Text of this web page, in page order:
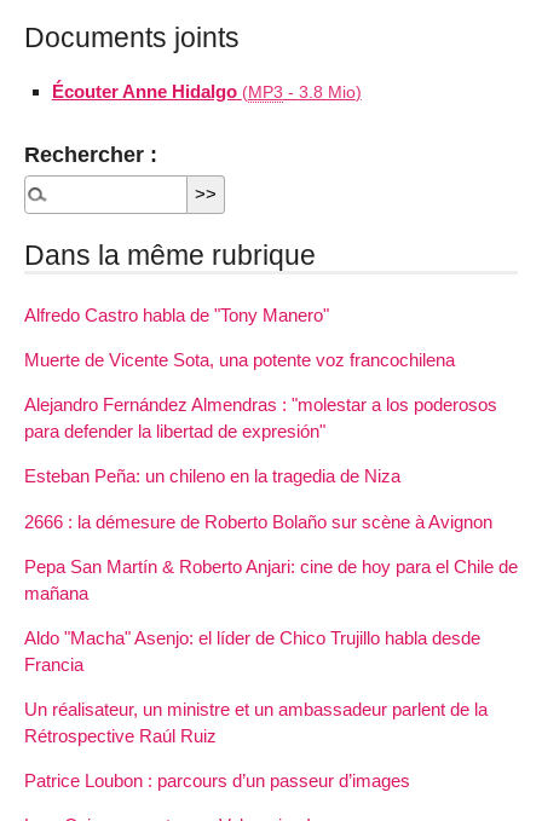
Documents joints
Écouter Anne Hidalgo (MP3 - 3.8 Mio)
Rechercher :
Dans la même rubrique
Alfredo Castro habla de "Tony Manero"
Muerte de Vicente Sota, una potente voz francochilena
Alejandro Fernández Almendras : "molestar a los poderosos
para defender la libertad de expresión"
Esteban Peña: un chileno en la tragedia de Niza
2666 : la démesure de Roberto Bolaño sur scène à Avignon
Pepa San Martín & Roberto Anjari: cine de hoy para el Chile de
mañana
Aldo "Macha" Asenjo: el líder de Chico Trujillo habla desde
Francia
Un réalisateur, un ministre et un ambassadeur parlent de la
Rétrospective Raúl Ruiz
Patrice Loubon : parcours d’un passeur d’images